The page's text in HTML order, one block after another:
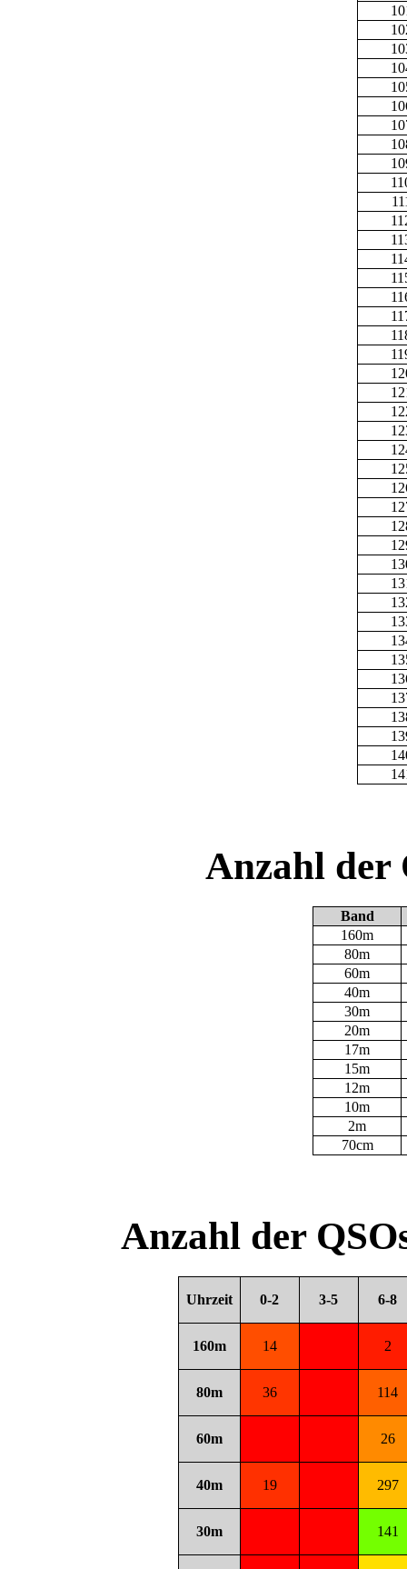
Anzahl der
Band
160m
80m
60m
40m
30m
20m
17m
15m
12m
10m
2m
70cm
Anzahl der
Uhrzeit 0-2 3-5 6-8
160m 14 2
80m 36 114
60m 26
40m 19 297
30m 141